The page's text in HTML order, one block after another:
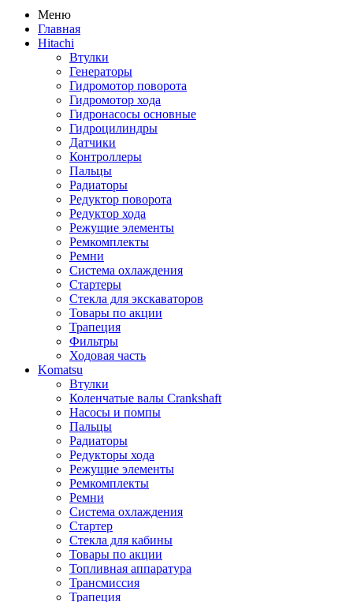
Меню
Главная
Hitachi
Втулки
Генераторы
Гидромотор поворота
Гидромотор хода
Гидронасосы основные
Гидроцилиндры
Датчики
Контроллеры
Пальцы
Радиаторы
Редуктор поворота
Редуктор хода
Режущие элементы
Ремкомплекты
Ремни
Система охлаждения
Стартеры
Стекла для экскаваторов
Товары по акции
Трапеция
Фильтры
Ходовая часть
Komatsu
Втулки
Коленчатые валы Crankshaft
Насосы и помпы
Пальцы
Радиаторы
Редукторы хода
Режущие элементы
Ремкомплекты
Ремни
Система охлаждения
Стартер
Стекла для кабины
Товары по акции
Топливная аппаратура
Трансмиссия
Трапеция